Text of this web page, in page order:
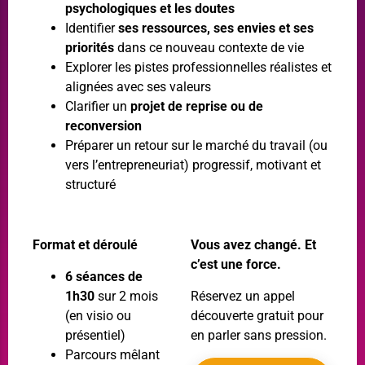
psychologiques et les doutes
Identifierses ressources, ses envies et ses
priorités dans ce nouveau contexte de vie
Explorer les pistes professionnelles réalistes et
alignées avec ses valeurs
Clarifier un projet de reprise ou de
reconversion
Préparer un retour sur le marché du travail (ou
vers l’entrepreneuriat) progressif, motivant et
structuré
Format et déroulé
6 séances de
1h30 sur 2 mois
(en visio ou
présentiel)
Parcours mêlant
Vous avez changé. Et
c’est une force.
Réservez un appel
découverte gratuit pour
en parler sans pression.